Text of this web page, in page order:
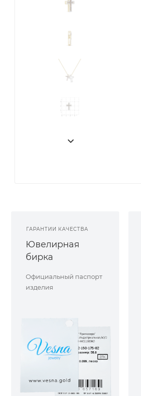
ГАРАНТИИ КАЧЕСТВА
Ювелирная
бирка
Официальный паспорт
изделия